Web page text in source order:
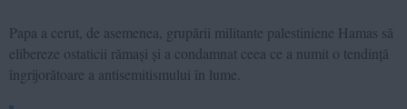
Papa a cerut, de asemenea, grupării militante palestiniene Hamas să
elibereze ostaticii rămași și a condamnat ceea ce a numit o tendință
îngrijorătoare a antisemitismului în lume.